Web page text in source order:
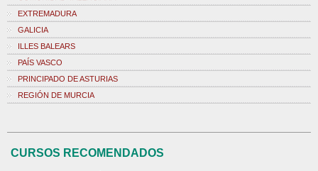
EXTREMADURA
GALICIA
ILLES BALEARS
PAÍS VASCO
PRINCIPADO DE ASTURIAS
REGIÓN DE MURCIA
CURSOS RECOMENDADOS